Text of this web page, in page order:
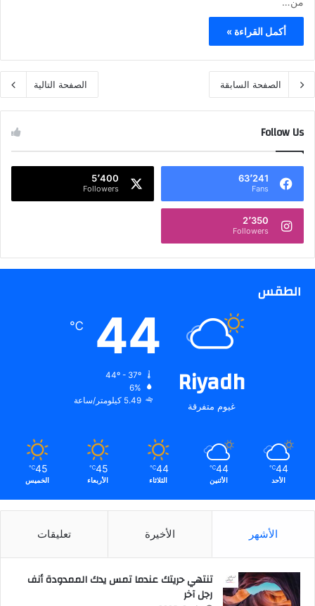
أكمل القراءة »
الصفحة السابقة الصفحة التالية
Follow Us
63٬241
Fans
5٬400
Followers
2٬350
Followers
الطقس
Riyadh
غيوم متفرقة
44
℃
6%
5.49 كيلومتر/ساعة
44
℃
الأحد
44
℃
الأثنين
44
℃
الثلاثاء
45
℃
الأربعاء
45
℃
الخميس
الأشهر الأخيرة تعليقات
تنتهي حريتك عندما تمس يدك الممدودة أنف
رجل آخر